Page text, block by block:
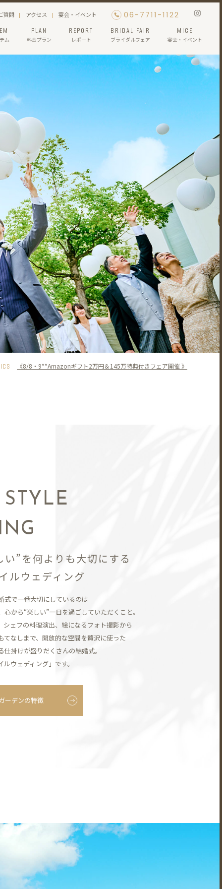
ム
PLAN
料金プラン
REPORT
レポート
BRIDAL FAIR
ブライダルフェア
MICE
宴会・イベント
質問 アクセス 宴会・イベント 06-7711-1122
《8/8・9**Amazonギフト2万円＆145万特典付きフェア開催 》
”を何よりも大切にする
ルウェディング
式で一番大切にしているのは
心から“楽しい”一日を過ごしていただくこと。
ェフの料理演出、 絵になるフォト撮影から
てなしまで、開放的な空間を贅沢に使った
掛けが盛りだくさんの結婚式。
ウェディング」です。
ーデンの特徴